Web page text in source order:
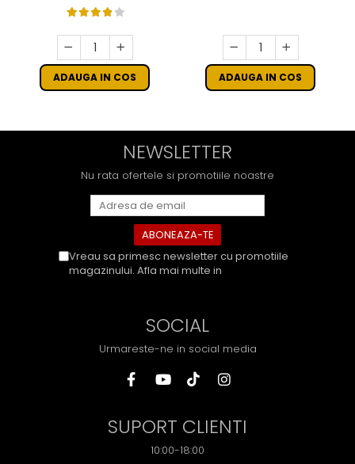
ADAUGA IN COS ADAUGA IN COS
NEWSLETTER
Nu rata ofertele si promotiile noastre
Vreau sa primesc newsletter cu promotiile
magazinului. Afla mai multe in
SOCIAL
Urmareste-ne in social media
SUPORT CLIENTI
10:00-18:00